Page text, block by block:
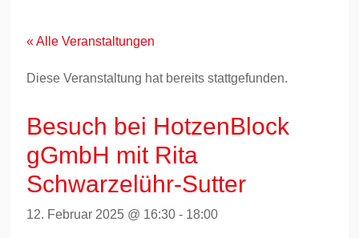
springen« Alle Veranstaltungen
Diese Veranstaltung hat bereits stattgefunden.
Besuch bei HotzenBlock
gGmbH mit Rita
Schwarzelühr-Sutter
12. Februar 2025 @ 16:30 - 18:00